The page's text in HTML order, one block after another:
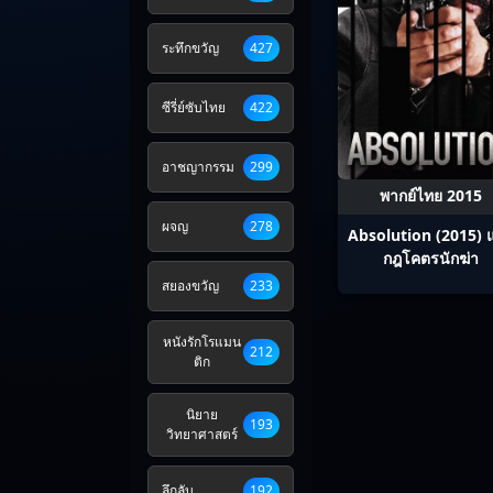
ระทึกขวัญ 427
ซีรี่ย์ซับไทย 422
อาชญากรรม 299
ผจญ 278
สยองขวัญ 233
หนังรักโรแมน
ติก
212
นิยาย
วิทยาศาสตร์
193
พากย์ไทย 2015
Absolution (2015)
กฎโคตรนักฆ่า